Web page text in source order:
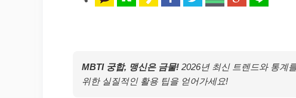
MBTI 궁합, 맹신은 금물! 2026년 최신 트렌드와 통계
위한 실질적인 활용 팁을 얻어가세요!